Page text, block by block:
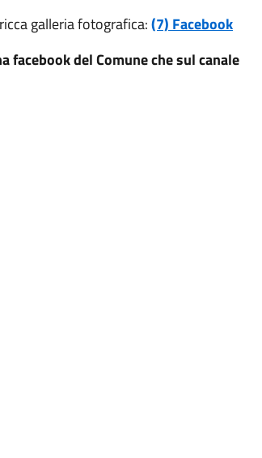
galleria fotografica:(7) Facebook
facebook del Comune che sul canale